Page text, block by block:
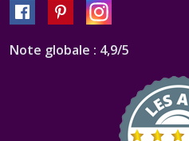
Note globale : 4,9/5